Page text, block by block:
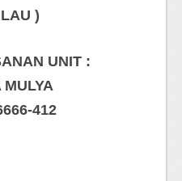
)
UNIT :
412